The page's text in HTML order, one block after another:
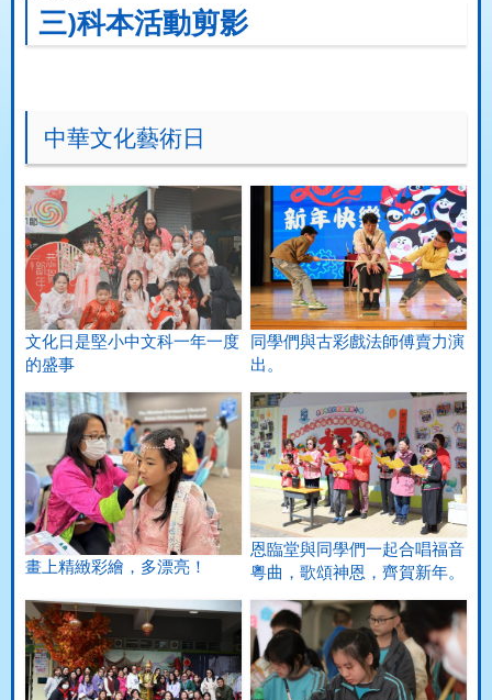
三)科本活動剪影
中華文化藝術日
文化日是堅小中文科一年一度
的盛事
同學們與古彩戲法師傅賣力演
出。
畫上精緻彩繪，多漂亮！
恩臨堂與同學們一起合唱福音
粵曲，歌頌神恩，齊賀新年。